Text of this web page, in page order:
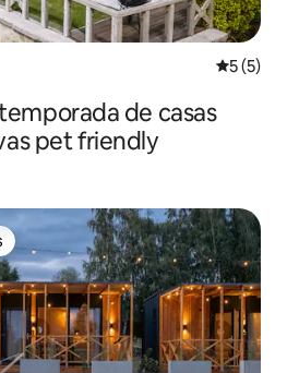
5 de
5 (5)
de casas
pet friendly